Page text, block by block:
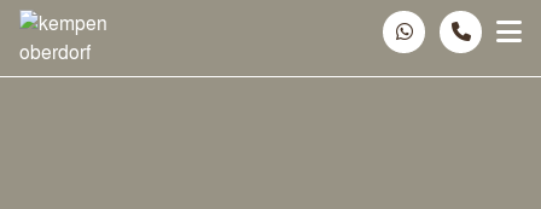
Spring naar inhoud